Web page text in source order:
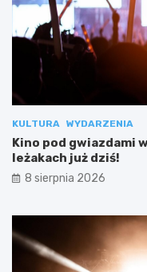
KULTURA WYDARZENIA
Kino pod gwiazdami
leżakach już dziś!
8 sierpnia 2026